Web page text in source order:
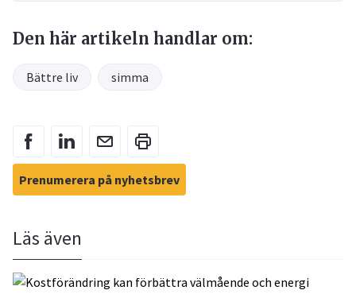
Den här artikeln handlar om:
Bättre liv simma
Prenumerera på nyhetsbrev
Läs även